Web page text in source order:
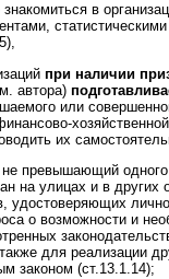
знакомиться в
при наличии
автора)
или
их
превышающий
на улицах и в
удостоверяющих
о возможности и
для реализации
законом (ст.13.1.14);